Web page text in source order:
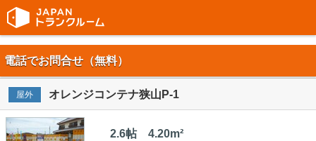
電話でお問合せ（無料）
屋外 オレンジコンテナ狭山P-1
2.6帖 4.20m²